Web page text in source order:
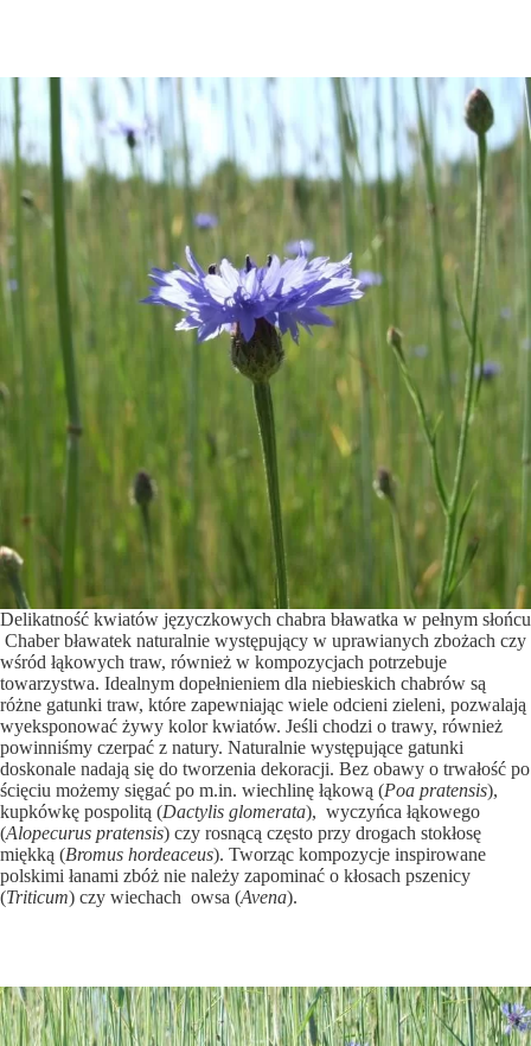
Delikatność kwiatów języczkowych chabra bławatka w pełnym słońcu
Chaber bławatek naturalnie występujący w uprawianych zbożach czy
wśród łąkowych traw, również w kompozycjach potrzebuje
towarzystwa. Idealnym dopełnieniem dla niebieskich chabrów są
różne gatunki traw, które zapewniając wiele odcieni zieleni, pozwalają
wyeksponować żywy kolor kwiatów. Jeśli chodzi o trawy, również
powinniśmy czerpać z natury. Naturalnie występujące gatunki
doskonale nadają się do tworzenia dekoracji. Bez obawy o trwałość po
ścięciu możemy sięgać po m.in. wiechlinę łąkową (Poa pratensis),
kupkówkę pospolitą (Dactylis glomerata), wyczyńca łąkowego
(Alopecurus pratensis) czy rosnącą często przy drogach stokłosę
miękką (Bromus hordeaceus). Tworząc kompozycje inspirowane
polskimi łanami zbóż nie należy zapominać o kłosach pszenicy
(Triticum) czy wiechach owsa (Avena).